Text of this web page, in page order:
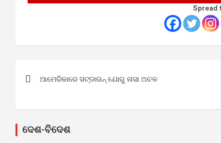
Spread
ଆମେରିକାରେ ସଟ୍‌ଡାଉନ୍‌ ଯୋଗୁ ନାସା ଅଚଳ
ଦେଶ-ବିଦେଶ